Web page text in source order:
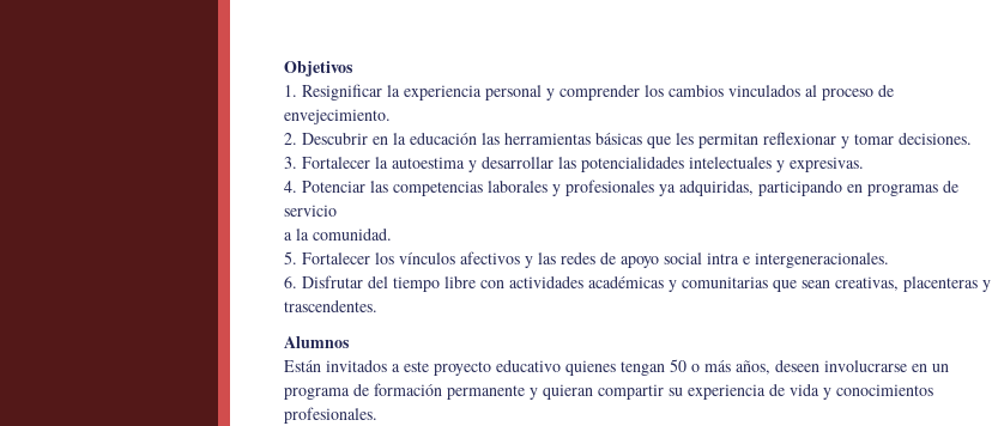
Objetivos
1. Resignificar la experiencia personal y comprender los cambios vinculados al proceso de
envejecimiento.
2. Descubrir en la educación las herramientas básicas que les permitan reflexionar y tomar decisiones.
3. Fortalecer la autoestima y desarrollar las potencialidades intelectuales y expresivas.
4. Potenciar las competencias laborales y profesionales ya adquiridas, participando en programas de
servicio
a la comunidad.
5. Fortalecer los vínculos afectivos y las redes de apoyo social intra e intergeneracionales.
6. Disfrutar del tiempo libre con actividades académicas y comunitarias que sean creativas, placenteras y
trascendentes.
Alumnos
Están invitados a este proyecto educativo quienes tengan 50 o más años, deseen involucrarse en un
programa de formación permanente y quieran compartir su experiencia de vida y conocimientos
profesionales.